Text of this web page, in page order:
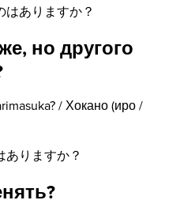
はありますか？
но другого
/ Хокано (иро /
ありますか？